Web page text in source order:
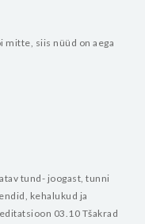
mitte, siis nüüd on aega
tund- joogast, tunni
kehalukud ja
03.10 Tšakrad